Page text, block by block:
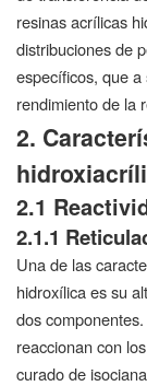
resinas acrílicas
distribuciones de
específicos, que
rendimiento de la
2.
2.1
2.1.1
Una de las
hidroxílica es su
dos
reaccionan con
curado de